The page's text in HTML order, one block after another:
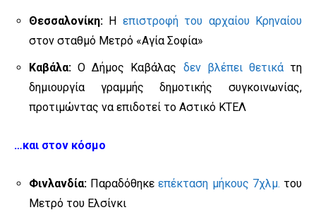
Θεσσαλονίκη: Η επιστροφή του αρχαίου Κρηναίου
στον σταθμό Μετρό «Αγία Σοφία»
Καβάλα: Ο Δήμος Καβάλας δεν βλέπει θετικάτη
δημιουργία γραμμής δημοτικής συγκοινωνίας,
προτιμώντας να επιδοτεί το Αστικό ΚΤΕΛ
…και στον κόσμο
Φινλανδία: Παραδόθηκεεπέκταση μήκους 7χλμ. του
Μετρό του Ελσίνκι